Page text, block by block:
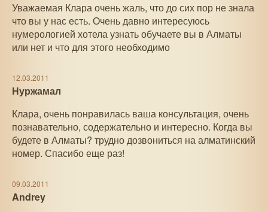
Уважаемая Клара очень жаль, что до сих пор не знала
что вы у нас есть. Очень давно интересуюсь
нумерологией хотела узнать обучаете вы в Алматы
или нет и что для этого необходимо
12.03.2011
Нуржамал
Клара, очень понравилась ваша консультация, очень
познавательно, содержательно и интересно. Когда вы
будете в Алматы? трудно дозвониться на алматинский
номер. Спасибо еще раз!
09.03.2011
Andrey